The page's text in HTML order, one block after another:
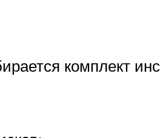
комплект